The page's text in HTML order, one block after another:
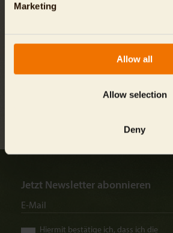
Marketing
Allow all
Allow selection
Deny
Jetzt Newsletter abonnieren
Hiermit bestätige ich, dass ich die